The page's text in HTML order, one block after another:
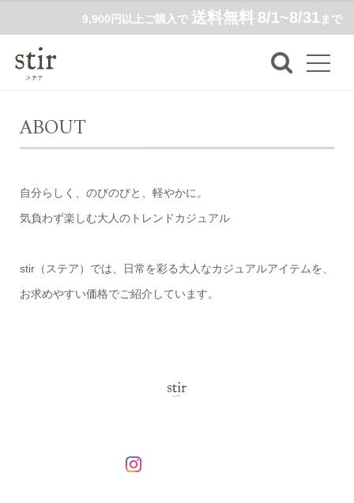
9,900円以上ご購入で 送料無料 8/1~8/31まで
ABOUT
自分らしく、のびのびと、軽やかに。
気負わず楽しむ大人のトレンドカジュアル
stir（ステア）では、日常を彩る大人なカジュアルアイテムを、
お求めやすい価格でご紹介しています。